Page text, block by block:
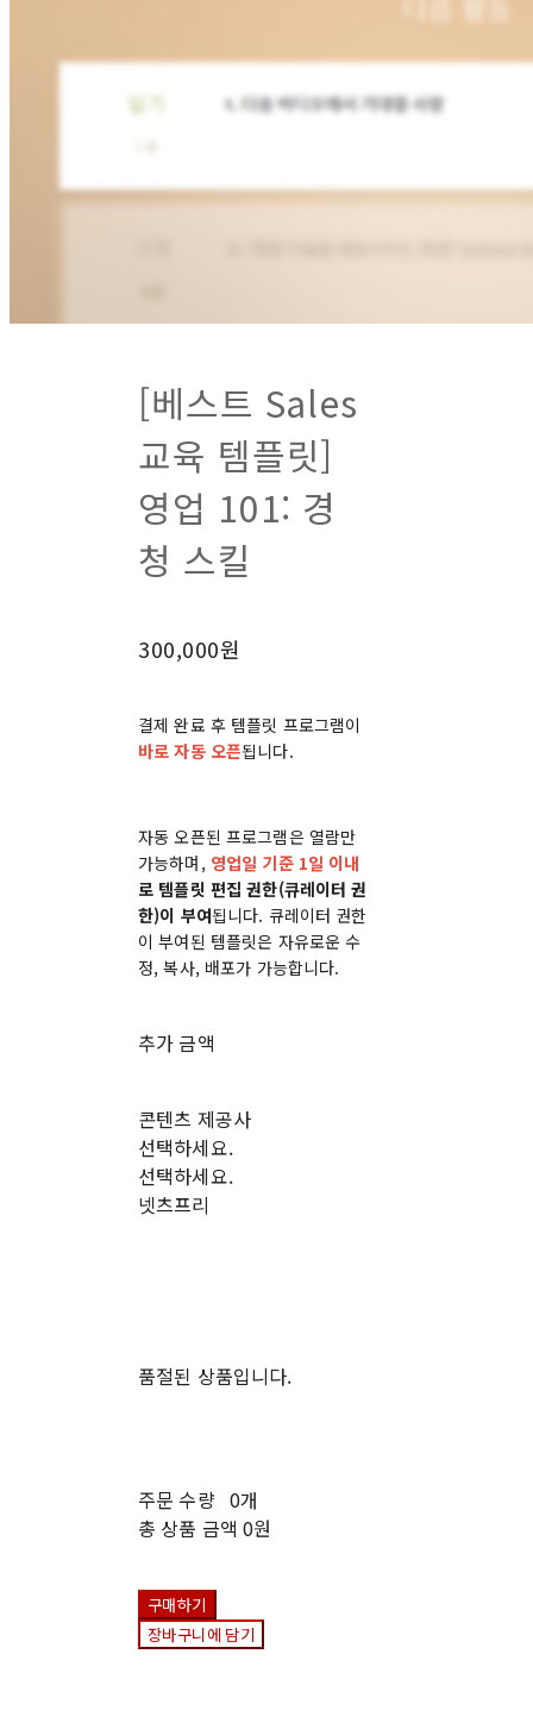
[베스트 Sales
교육 템플릿]
영업 101: 경
청 스킬
300,000원
결제 완료 후 템플릿 프로그램이
바로 자동 오픈됩니다.
자동 오픈된 프로그램은 열람만
가능하며, 영업일 기준 1일 이내
로 템플릿 편집 권한(큐레이터 권
한)이 부여됩니다. 큐레이터 권한
이 부여된 템플릿은 자유로운 수
정, 복사, 배포가 가능합니다.
추가 금액
콘텐츠 제공사
선택하세요.
선택하세요.
넷츠프리
품절된 상품입니다.
주문 수량 0개
총 상품 금액 0원
구매하기
장바구니에 담기